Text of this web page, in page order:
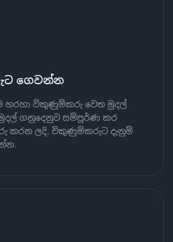
ගෙවන්න
හරහා විකුණුම්කරු වෙත මුදල්
ගනුදෙනුව සම්පූර්ණ කර
කරන ලදි, විකුණුම්කරුට දැනුම්